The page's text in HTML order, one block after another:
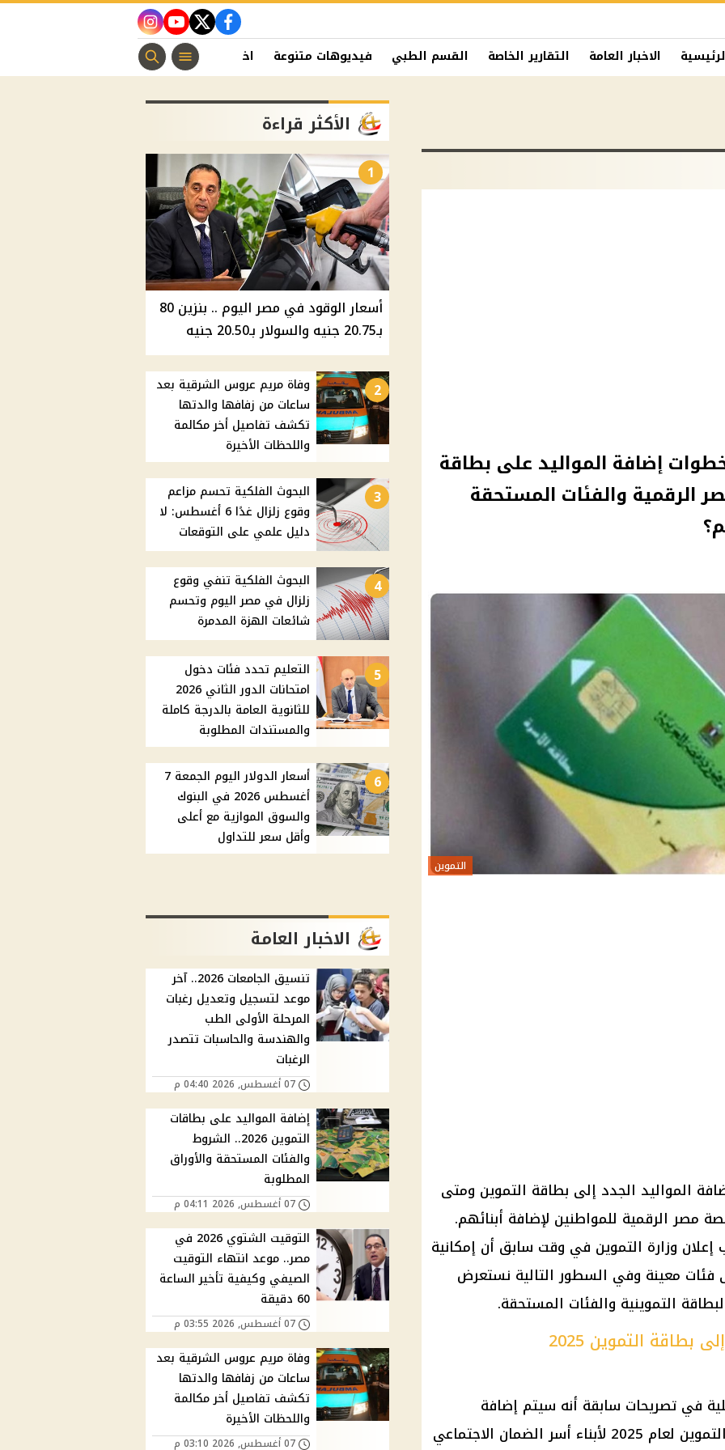
facebook
twitter
youtube
instagram
الاخبار العامة التقارير الخاصة القسم الطبي فيديوهات متنوعة اخبار الفن منوعات مسيحية
إضافة المواليد على بطاقة
بوابه مصر الرقمية والفئات المستحقة
التموين
المواليد الجدد إلى بطاقة التموين ومتى
الرقمية للمواطنين لإضافة أبنائهم.
وزارة التموين في وقت سابق أن إمكانية
فئات معينة وفي السطور التالية نستعرض
التموينية والفئات المستحقة.
التموين 2025
في تصريحات سابقة أنه سيتم إضافة
المواليد الجدد فقط على بطاقات التموين لعام 2025 لأبناء أسر الضمان الاجتماعي
الأكثر قراءة
1
أسعار الوقود في مصر اليوم .. بنزين 80
بـ20.75 جنيه والسولار بـ20.50 جنيه
2
وفاة مريم عروس الشرقية بعد
ساعات من زفافها والدتها
تكشف تفاصيل أخر مكالمة
واللحظات الأخيرة
3
البحوث الفلكية تحسم مزاعم
وقوع زلزال غدًا 6 أغسطس: لا
دليل علمي على التوقعات
4
البحوث الفلكية تنفي وقوع
زلزال في مصر اليوم وتحسم
شائعات الهزة المدمرة
5
التعليم تحدد فئات دخول
امتحانات الدور الثاني 2026
للثانوية العامة بالدرجة كاملة
والمستندات المطلوبة
6
أسعار الدولار اليوم الجمعة 7
أغسطس 2026 في البنوك
والسوق الموازية مع أعلى
وأقل سعر للتداول
الاخبار العامة
تنسيق الجامعات 2026.. آخر
موعد لتسجيل وتعديل رغبات
المرحلة الأولى الطب
والهندسة والحاسبات تتصدر
الرغبات
07 أغسطس, 2026 04:40 م
إضافة المواليد على بطاقات
التموين 2026.. الشروط
والفئات المستحقة والأوراق
المطلوبة
07 أغسطس, 2026 04:11 م
التوقيت الشتوي 2026 في
مصر.. موعد انتهاء التوقيت
الصيفي وكيفية تأخير الساعة
60 دقيقة
07 أغسطس, 2026 03:55 م
وفاة مريم عروس الشرقية بعد
ساعات من زفافها والدتها
تكشف تفاصيل أخر مكالمة
واللحظات الأخيرة
07 أغسطس, 2026 03:10 م